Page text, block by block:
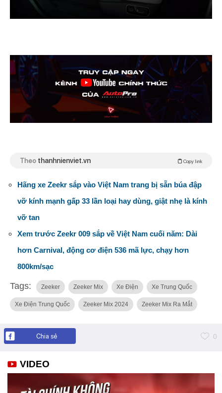
Theo thanhnienviet.vn Copy link
Hãng xe Zeekr sắp vào Việt Nam trang bị sẵn búa đập
vỡ kính mạnh gấp 33 lần loại hay dùng, giật nhẹ là kính
vỡ tan
Xem trước Zeekr 009 sắp về Việt Nam cuối năm: Dài
hơn Carnival, động cơ điện 536 mã lực, chạy hơn
800km/sạc
Tags: Zeeker Zeeker Mix Xe Điện Xe Trung Quốc
Xe Điện Trung Quốc Zeeker Mix 2024 Zeeker Mix Ra Mắt
Chia sẻ 0
VIDEO